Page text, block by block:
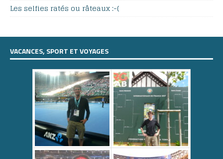
Les selfies ratés ou râteaux :-(
VACANCES, SPORT ET VOYAGES